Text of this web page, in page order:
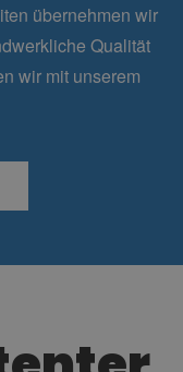
übernehmen wir
Qualität
wir mit unserem